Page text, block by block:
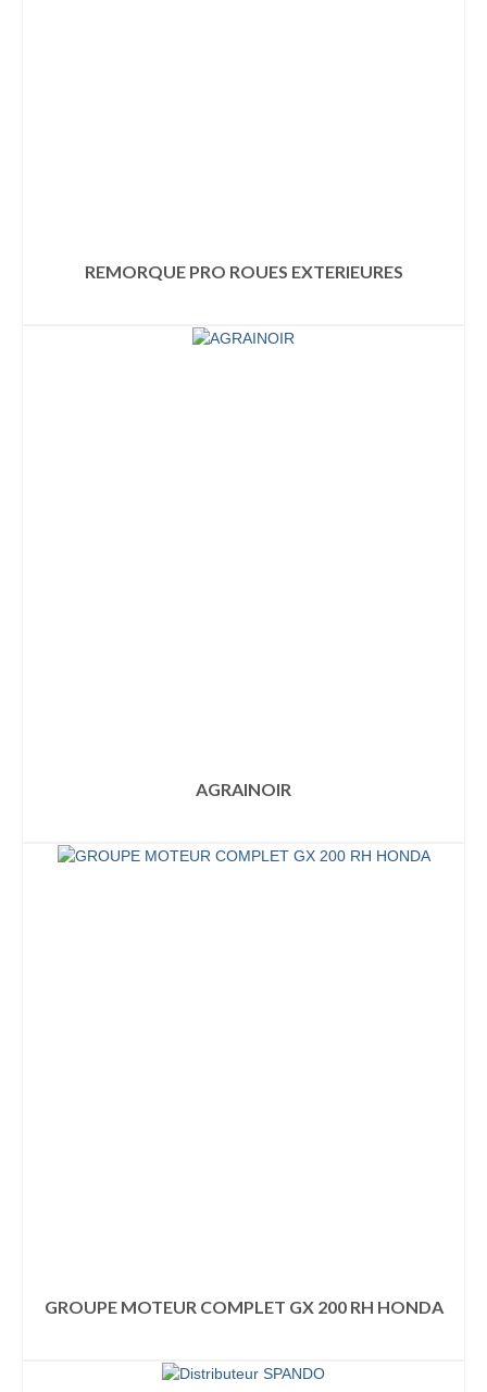
REMORQUE PRO ROUES EXTERIEURES
AGRAINOIR
GROUPE MOTEUR COMPLET GX 200 RH HONDA